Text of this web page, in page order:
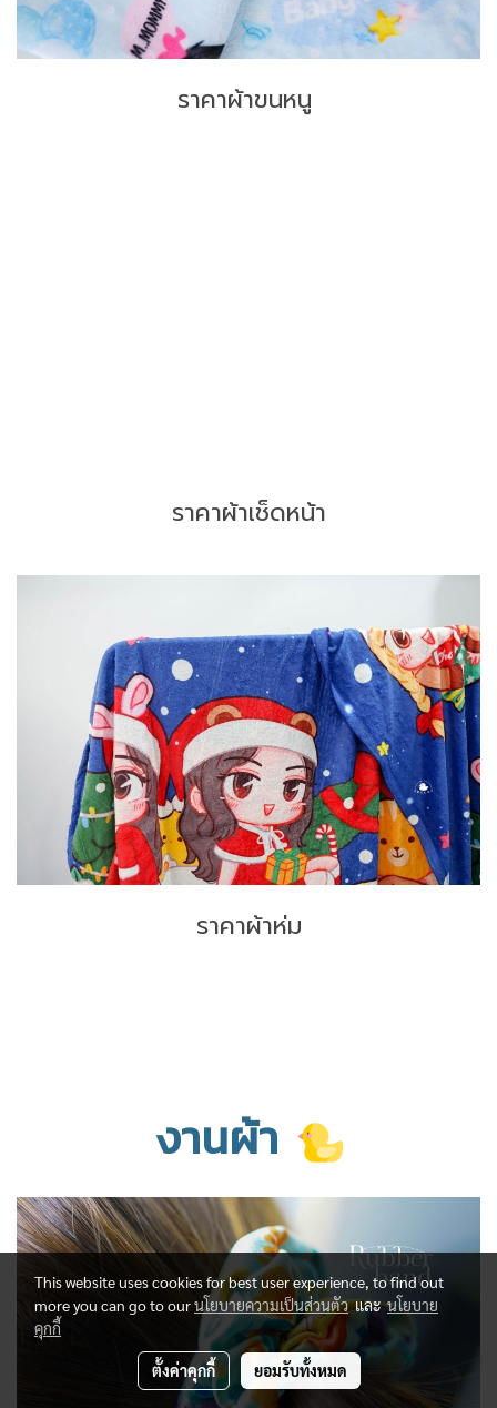
ราคาผ้าขนหนู
ราคาผ้าเช็ดหน้า
ราคาผ้าห่ม
งานผ้า
This website uses cookies for best user experience, to find out
more you can go to ourนโยบายความเป็นส่วนตัวและนโยบาย
คุกกี้
ตั้งค่าคุกกี้ ยอมรับทั้งหมด